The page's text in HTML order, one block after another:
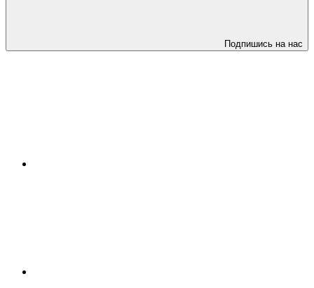
Подпишись на нас